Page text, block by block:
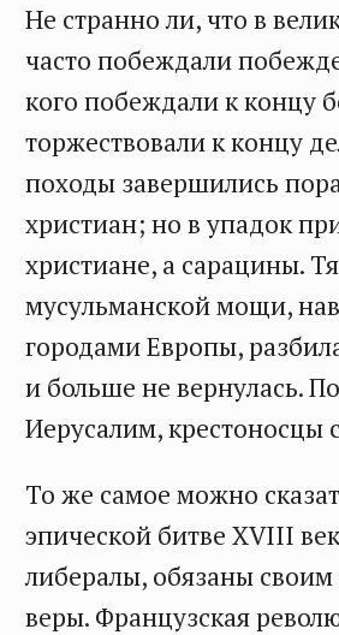
Не странно ли, что в
часто побеждали
кого побеждали к концу
торжествовали к концу
походы завершились
христиан; но в упадок
христиане, а сарацины.
мусульманской мощи,
городами Европы,
и больше не вернулась.
Иерусалим, крестоносцы
То же самое можно
эпической битве XVIII
либералы, обязаны
веры. Французская